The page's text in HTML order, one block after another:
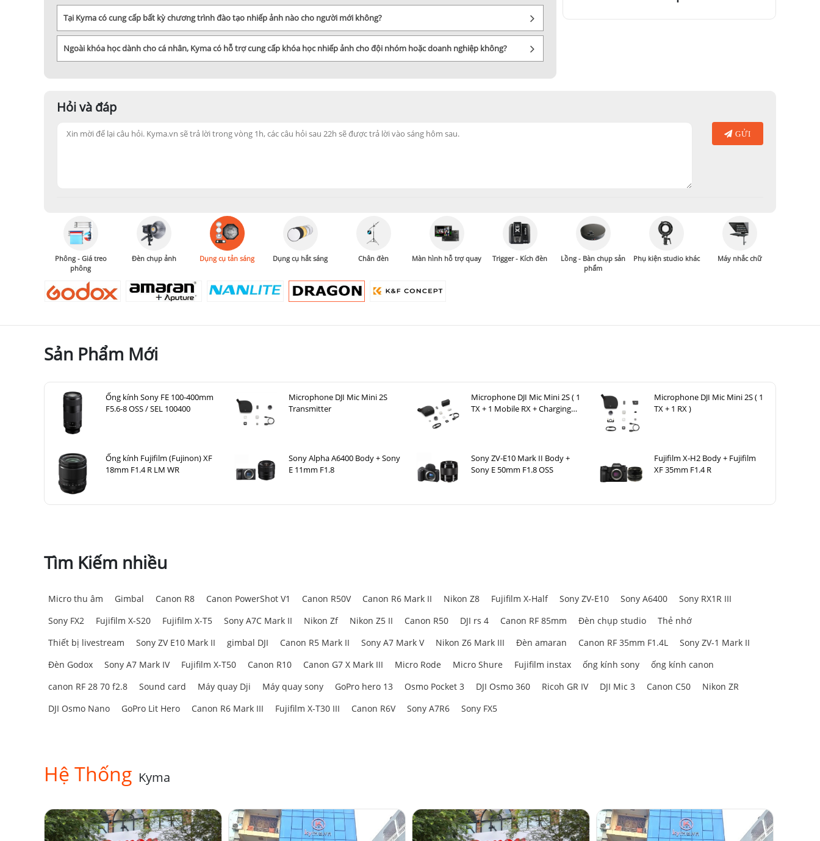
Tại Kyma có cung cấp bất kỳ chương trình đào tạo nhiếp ảnh nào cho người mới không?
Ngoài khóa học dành cho cá nhân, Kyma có hỗ trợ cung cấp khóa học nhiếp ảnh cho đội nhóm hoặc doanh nghiệp không?
Hỏi và đáp
GỬI
Phông - Giá treo
phông
Đèn chụp ảnh Dụng cụ tản sáng Dụng cụ hắt sáng Chân đèn Màn hình hỗ trợ quay Trigger - Kích đèn
Lồng - Bàn chụp sản
phẩm
Phụ kiện studio khác Máy nhắc chữ
Sản Phẩm Mới
Ống kính Sony FE 100-400mm
F5.6-8 OSS / SEL 100400
Microphone DJI Mic Mini 2S
Transmitter
Microphone DJI Mic Mini 2S ( 1
TX + 1 Mobile RX + Charging
Microphone DJI Mic Mini 2S ( 1
TX + 1 RX )
Ống kính Fujifilm (Fujinon) XF
18mm F1.4 R LM WR
Sony Alpha A6400 Body + Sony
E 11mm F1.8
Sony ZV-E10 Mark II Body +
Sony E 50mm F1.8 OSS
Fujifilm X-H2 Body + Fujifilm
XF 35mm F1.4 R
Tìm Kiếm nhiều
Micro thu âm Gimbal Canon R8 Canon PowerShot V1 Canon R50V Canon R6 Mark II Nikon Z8 Fujifilm X-Half Sony ZV-E10 Sony A6400
Sony RX1R III
Sony FX2
Fujifilm X-S20 Fujifilm X-T5 Sony A7C Mark II Nikon Zf Nikon Z5 II Canon R50 DJI rs 4 Canon RF 85mm Đèn chụp studio
Thẻ nhớ
Thiết bị livestream
Sony ZV E10 Mark II gimbal DJI Canon R5 Mark II Sony A7 Mark V Nikon Z6 Mark III Đèn amaran Canon RF 35mm F1.4L
Sony ZV-1 Mark II
Đèn Godox
Sony A7 Mark IV Fujifilm X-T50 Canon R10 Canon G7 X Mark III Micro Rode Micro Shure Fujifilm instax ống kính sony
ống kính canon
canon RF 28 70 f2.8
Sound card Máy quay Dji Máy quay sony GoPro hero 13 Osmo Pocket 3 DJI Osmo 360 Ricoh GR IV DJI Mic 3 Canon C50
Nikon ZR
DJI Osmo Nano
GoPro Lit Hero Canon R6 Mark III Fujifilm X-T30 III Canon R6V Sony A7R6 Sony FX5
Hệ Thống Kyma